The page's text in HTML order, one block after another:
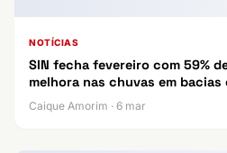
NOTÍCIAS
SIN fecha fevereiro com 59%
melhora nas chuvas em
Caique Amorim · 6 mar